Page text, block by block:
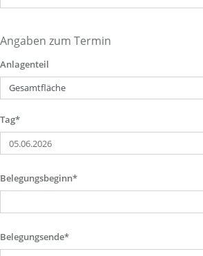
Angaben zum Termin
Anlagenteil
Tag*
Belegungsbeginn*
Belegungsende*